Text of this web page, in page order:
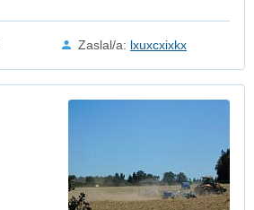
Zaslal/a: lxuxcxixkx